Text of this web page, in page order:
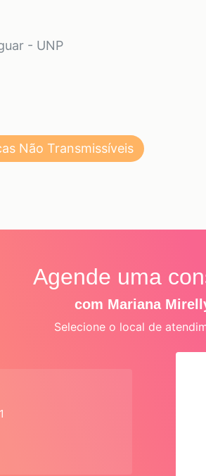
- UNP
Não Transmissíveis
Agende uma
com Mariana
Selecione o local de